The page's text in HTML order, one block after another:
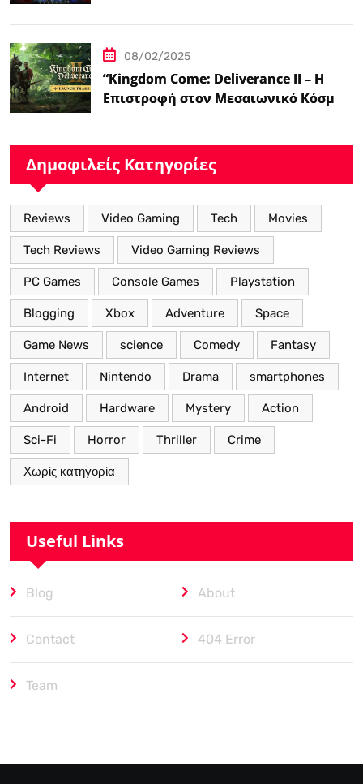
08/02/2025
“Kingdom Come: Deliverance II – Η
Επιστροφή στον Μεσαιωνικό Κόσμο
Δημοφιλείς Κατηγορίες
Reviews Video Gaming Tech Movies
Tech Reviews Video Gaming Reviews
PC Games Console Games Playstation
Blogging Xbox Adventure Space
Game News science Comedy Fantasy
Internet Nintendo Drama smartphones
Android Hardware Mystery Action
Sci-Fi Horror Thriller Crime
Χωρίς κατηγορία
Useful Links
Blog About
Contact 404 Error
Team